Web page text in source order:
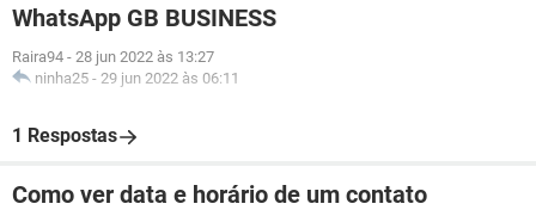
WhatsApp GB BUSINESS
Raira94 - 28 jun 2022 às 13:27
ninha25 - 29 jun 2022 às 06:11
1 Respostas
Como ver data e horário de um contato